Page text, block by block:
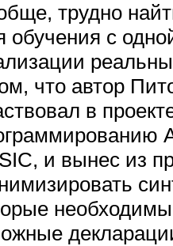
трудно
обучения с
что автор
в
и вынес из